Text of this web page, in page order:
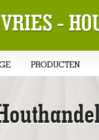
-
PRODUCTEN